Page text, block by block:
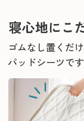
寝心地にこ
ゴムなし置くだ
パッドシーツです